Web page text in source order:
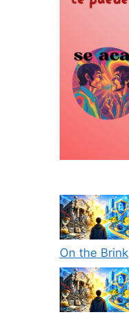
On the Brink